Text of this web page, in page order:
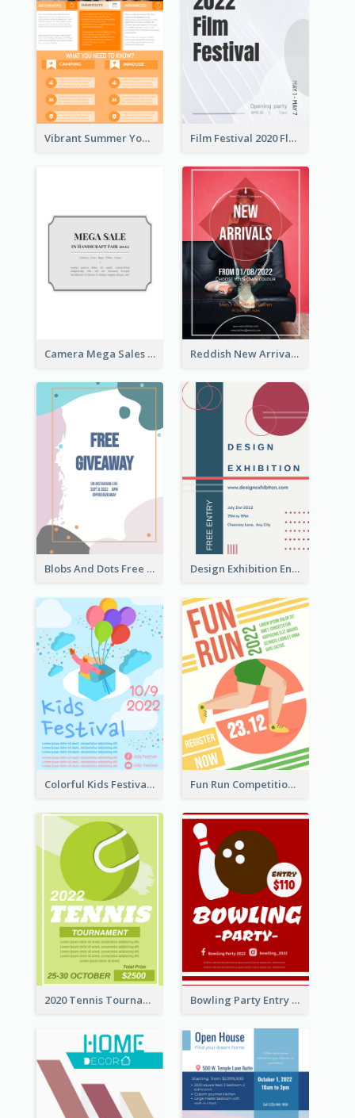
Vibrant Summer Youth Flyer Design Templates Film Festival 2020 Flyer
Camera Mega Sales Flyer Reddish New Arrivals Flyer
Blobs And Dots Free Giveaway Flyer Design Exhibition Entry Flyer
Colorful Kids Festival Flyer Fun Run Competition Flyer
2020 Tennis Tournament Flyer Bowling Party Entry Flyer